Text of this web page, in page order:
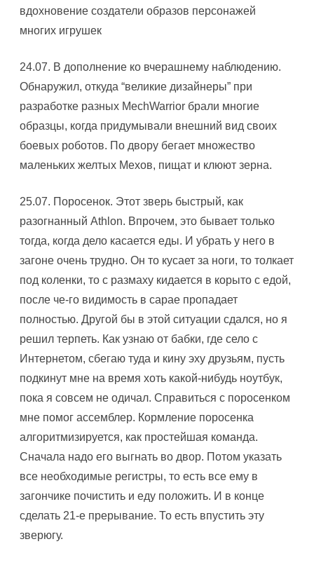
вдохновение создатели образов персонажей
многих игрушек
24.07. В дополнение ко вчерашнему наблюдению.
Обнаружил, откуда “великие дизайнеры” при
разработке разных MechWarrior брали многие
образцы, когда придумывали внешний вид своих
боевых роботов. По двору бегает множество
маленьких желтых Мехов, пищат и клюют зерна.
25.07. Поросенок. Этот зверь быстрый, как
разогнанный Athlon. Впрочем, это бывает только
тогда, когда дело касается еды. И убрать у него в
загоне очень трудно. Он то кусает за ноги, то толкает
под коленки, то с размаху кидается в корыто с едой,
после че-го видимость в сарае пропадает
полностью. Другой бы в этой ситуации сдался, но я
решил терпеть. Как узнаю от бабки, где село с
Интернетом, сбегаю туда и кину эху друзьям, пусть
подкинут мне на время хоть какой-нибудь ноутбук,
пока я совсем не одичал. Справиться с поросенком
мне помог ассемблер. Кормление поросенка
алгоритмизируется, как простейшая команда.
Сначала надо его выгнать во двор. Потом указать
все необходимые регистры, то есть все ему в
загончике почистить и еду положить. И в конце
сделать 21-е прерывание. То есть впустить эту
зверюгу.